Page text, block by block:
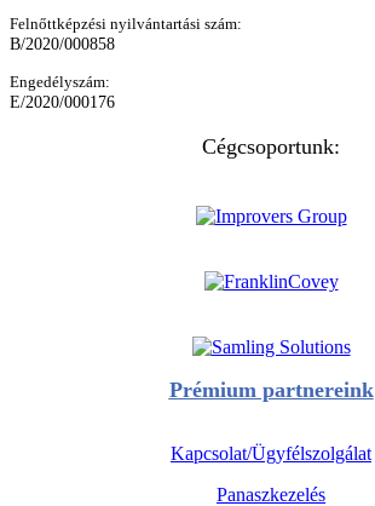
Felnőttképzési nyilvántartási szám:
B/2020/000858
Engedélyszám:
E/2020/000176
Cégcsoportunk:
Prémium partnereink
Kapcsolat/Ügyfélszolgálat
Panaszkezelés